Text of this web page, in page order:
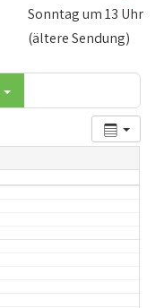
Sonntag um 13 Uhr
(ältere Sendung)